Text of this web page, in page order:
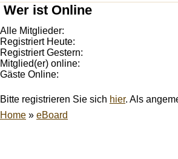
Wer ist Online
Alle Mitglieder:
Registriert Heute:
Registriert Gestern:
Mitglied(er) online:
Gäste Online:
Bitte registrieren Sie sich hier. Als
Home » eBoard